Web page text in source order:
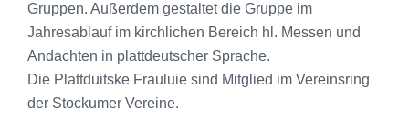
Gruppen. Außerdem gestaltet die Gruppe im
Jahresablauf im kirchlichen Bereich hl. Messen und
Andachten in plattdeutscher Sprache.
Die Plattduitske Frauluie sind Mitglied im Vereinsring
der Stockumer Vereine.